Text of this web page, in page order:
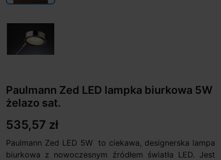
Paulmann Zed LED lampka biurkowa 5W
żelazo sat.
535,57 zł
Paulmann Zed LED 5W to ciekawa, designerska lampa
biurkowa z nowoczesnym źródłem światła LED. Jest